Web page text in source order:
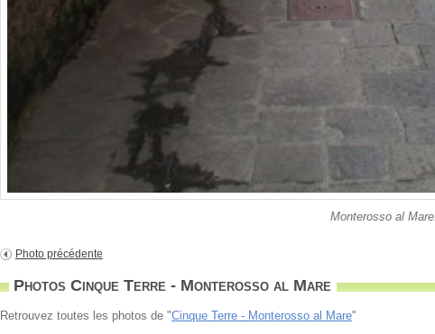
Monterosso al Mare.
Photo précédente
Photos Cinque Terre - Monterosso al Mare
Retrouvez toutes les photos de "Cinque Terre - Monterosso al Mare"